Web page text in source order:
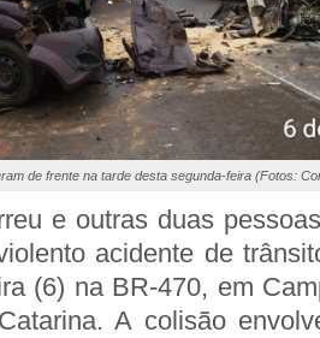
de frente na tarde desta segunda-feira (Fotos:
e outras duas
acidente de
(6) na BR-470, em
A colisão